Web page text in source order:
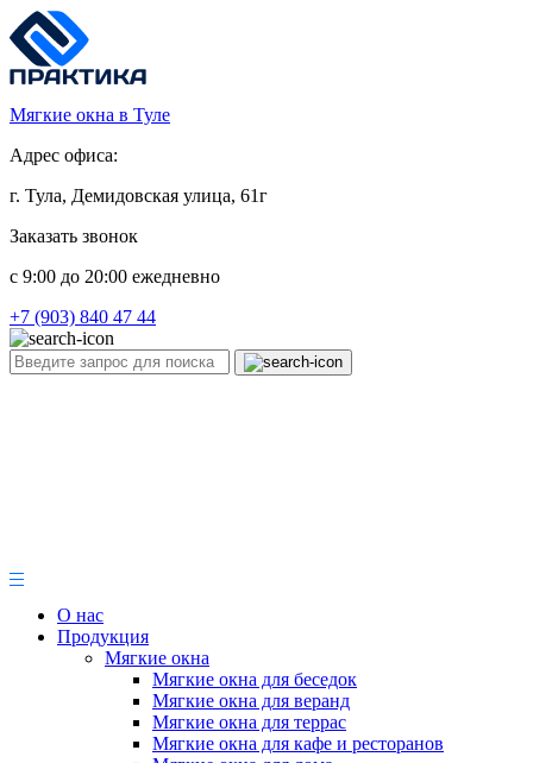
Мягкие окна в Туле
Адрес офиса:
г. Тула, Демидовская улица, 61г
Заказать звонок
c 9:00 до 20:00 ежедневно
+7 (903) 840 47 44
О нас
Продукция
Мягкие окна
Мягкие окна для беседок
Мягкие окна для веранд
Мягкие окна для террас
Мягкие окна для кафе и ресторанов